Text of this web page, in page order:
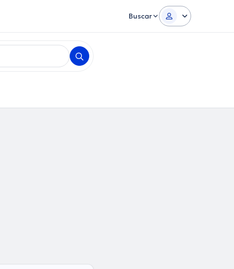
Buscar